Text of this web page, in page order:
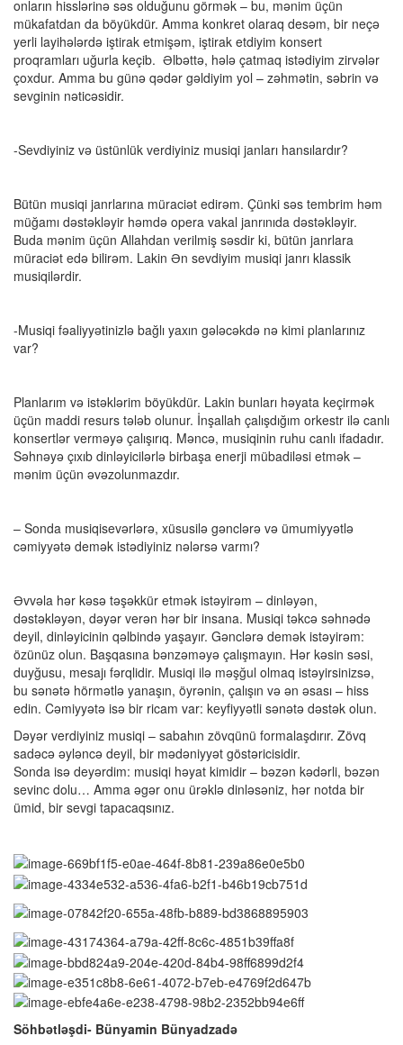
onların hisslərinə səs olduğunu görmək – bu, mənim üçün
mükafatdan da böyükdür. Amma konkret olaraq desəm, bir neçə
yerli layihələrdə iştirak etmişəm, iştirak etdiyim konsert
proqramları uğurla keçib. Əlbəttə, hələ çatmaq istədiyim zirvələr
çoxdur. Amma bu günə qədər gəldiyim yol – zəhmətin, səbrin və
sevginin nəticəsidir.
-Sevdiyiniz və üstünlük verdiyiniz musiqi janları hansılardır?
Bütün musiqi janrlarına müraciət edirəm. Çünki səs tembrim həm
müğamı dəstəkləyir həmdə opera vakal janrınıda dəstəkləyir.
Buda mənim üçün Allahdan verilmiş səsdir ki, bütün janrlara
müraciət edə bilirəm. Lakin Ən sevdiyim musiqi janrı klassik
musiqilərdir.
-Musiqi fəaliyyətinizlə bağlı yaxın gələcəkdə nə kimi planlarınız
var?
Planlarım və istəklərim böyükdür. Lakin bunları həyata keçirmək
üçün maddi resurs tələb olunur. İnşallah çalışdığım orkestr ilə canlı
konsertlər verməyə çalışırıq. Məncə, musiqinin ruhu canlı ifadadır.
Səhnəyə çıxıb dinləyicilərlə birbaşa enerji mübadiləsi etmək –
mənim üçün əvəzolunmazdır.
– Sonda musiqisevərlərə, xüsusilə gənclərə və ümumiyyətlə
cəmiyyətə demək istədiyiniz nələrsə varmı?
Əvvəla hər kəsə təşəkkür etmək istəyirəm – dinləyən,
dəstəkləyən, dəyər verən hər bir insana. Musiqi təkcə səhnədə
deyil, dinləyicinin qəlbində yaşayır. Gənclərə demək istəyirəm:
özünüz olun. Başqasına bənzəməyə çalışmayın. Hər kəsin səsi,
duyğusu, mesajı fərqlidir. Musiqi ilə məşğul olmaq istəyirsinizsə,
bu sənətə hörmətlə yanaşın, öyrənin, çalışın və ən əsası – hiss
edin. Cəmiyyətə isə bir ricam var: keyfiyyətli sənətə dəstək olun.
Dəyər verdiyiniz musiqi – sabahın zövqünü formalaşdırır. Zövq
sadəcə əyləncə deyil, bir mədəniyyət göstəricisidir.
Sonda isə deyərdim: musiqi həyat kimidir – bəzən kədərli, bəzən
sevinc dolu… Amma əgər onu ürəklə dinləsəniz, hər notda bir
ümid, bir sevgi tapacaqsınız.
Söhbətləşdi- Bünyamin Bünyadzadə